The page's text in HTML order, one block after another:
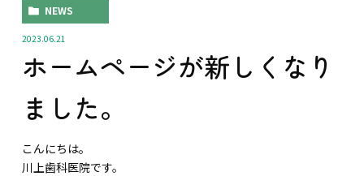
NEWS
2023.06.21
ホームページが新しくなり
ました。
こんにちは。
川上歯科医院です。